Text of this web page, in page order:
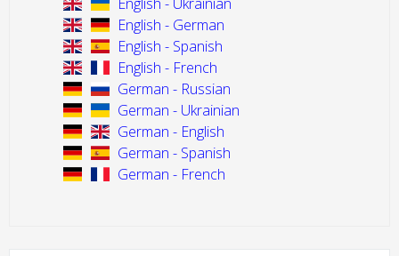
English - German
English - Spanish
English - French
German - Russian
German - Ukrainian
German - English
German - Spanish
German - French